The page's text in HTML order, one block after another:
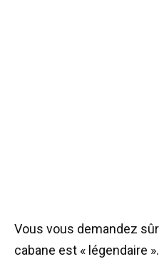
Vous vous demandez
cabane est « légendaire